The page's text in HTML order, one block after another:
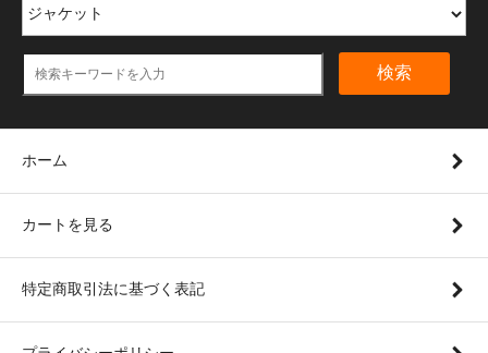
検索
ホーム
カートを見る
特定商取引法に基づく表記